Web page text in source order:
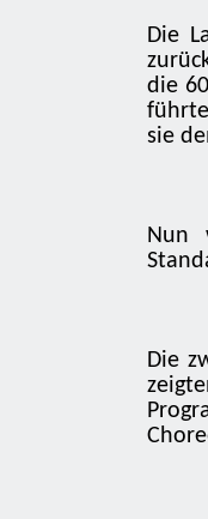
Die
die
sie
Nun
Die